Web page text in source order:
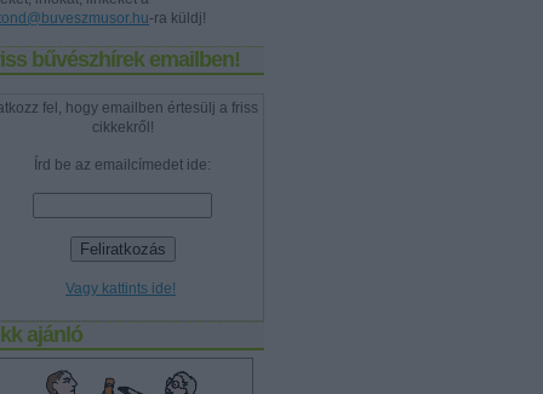
-ra küldj!
bűvészhírek emailben!
fel, hogy emailben értesülj a friss
cikkekről!
Írd be az emailcímedet ide:
Vagy kattints ide!
ajánló